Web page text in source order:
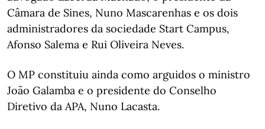
Câmara de Sines, Nuno Mascarenhas e os dois
administradores da sociedade Start Campus,
Afonso Salema e Rui Oliveira Neves.
O MP constituiu ainda como arguidos o ministro
João Galamba e o presidente do Conselho
Diretivo da APA, Nuno Lacasta.